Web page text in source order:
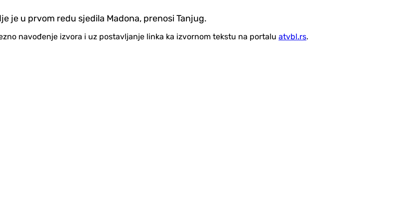
je u prvom redu sjedila Madona, prenosi Tanjug.
navođenje izvora i uz postavljanje linka ka izvornom tekstu na portalu atvbl.rs.